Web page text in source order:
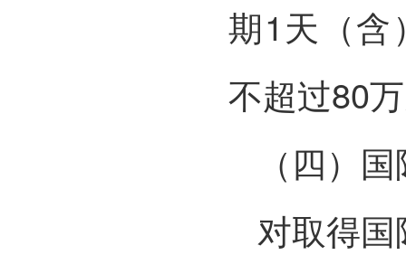
期1天（含
不超过80
（四）
对取得